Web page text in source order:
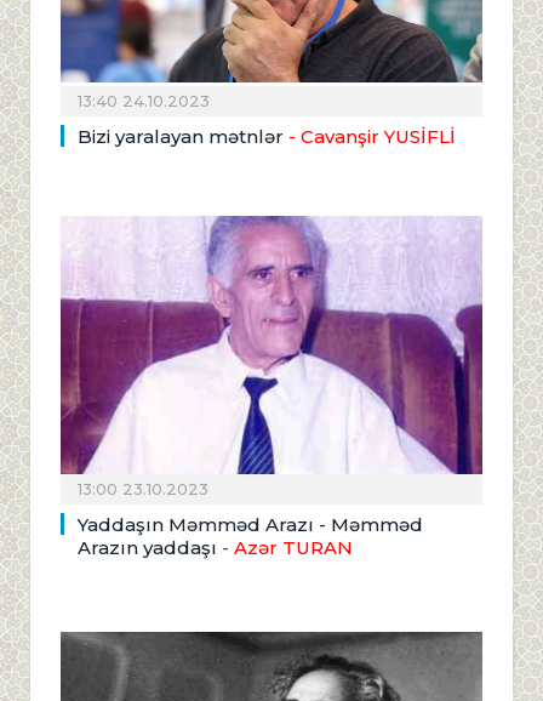
13:40 24.10.2023
Bizi yaralayan mətnlər - Cavanşir YUSİFLİ
13:00 23.10.2023
Yaddaşın Məmməd Arazı - Məmməd
Arazın yaddaşı - Azər TURAN